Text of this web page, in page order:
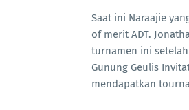
Saat ini Naraajie
of merit ADT.
turnamen ini
Gunung Geulis
mendapatkan